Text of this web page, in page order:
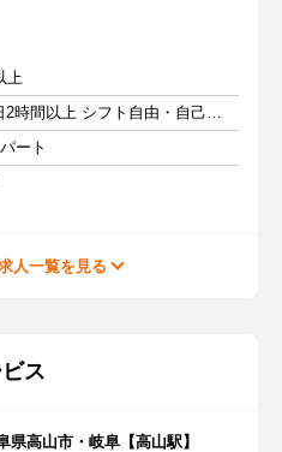
上
週2日以上 1日2時間以上 シフト自由・自己申告
ート
人一覧を見る
ス
高山市・岐阜【高山駅】